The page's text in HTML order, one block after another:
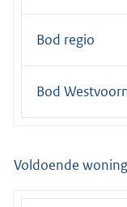
Bod regio
Bod
Voldoende